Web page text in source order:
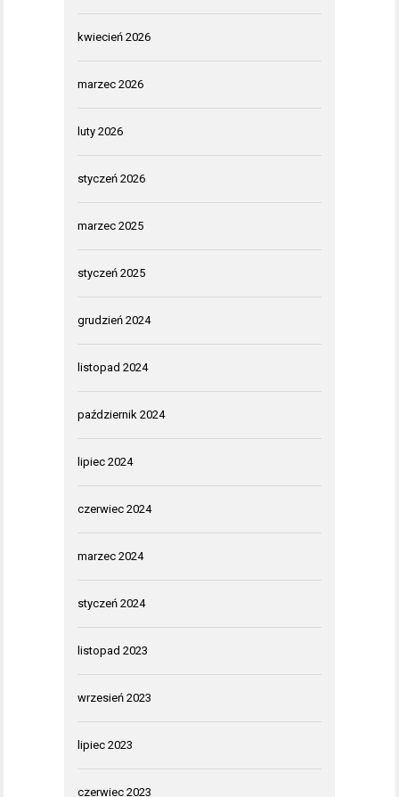
kwiecień 2026
marzec 2026
luty 2026
styczeń 2026
marzec 2025
styczeń 2025
grudzień 2024
listopad 2024
październik 2024
lipiec 2024
czerwiec 2024
marzec 2024
styczeń 2024
listopad 2023
wrzesień 2023
lipiec 2023
czerwiec 2023